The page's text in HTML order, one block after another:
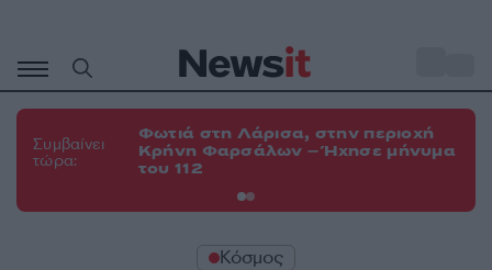
περιεχόμενο
Συμβαίνει
τώρα:
Φωτιά στη Λάρισα, στην περιοχή
Κρήνη Φαρσάλων – Ήχησε μήνυμα
του 112
Κόσμος